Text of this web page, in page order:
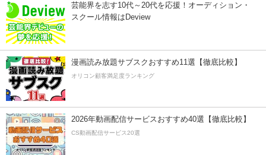
芸能界を志す10代～20代を応援！オーディション・
スクール情報はDeview
漫画読み放題サブスクおすすめ11選【徹底比較】
オリコン顧客満足度ランキング
2026年動画配信サービスおすすめ40選【徹底比較】
CS動画配信サービス20選